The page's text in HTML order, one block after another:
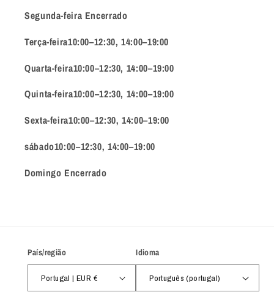
Segunda-feira Encerrado
Terça-feira10:00–12:30, 14:00–19:00
Quarta-feira10:00–12:30, 14:00–19:00
Quinta-feira10:00–12:30, 14:00–19:00
Sexta-feira10:00–12:30, 14:00–19:00
sábado10:00–12:30, 14:00–19:00
Domingo Encerrado
País/região
Portugal | EUR €
Idioma
Português (portugal)